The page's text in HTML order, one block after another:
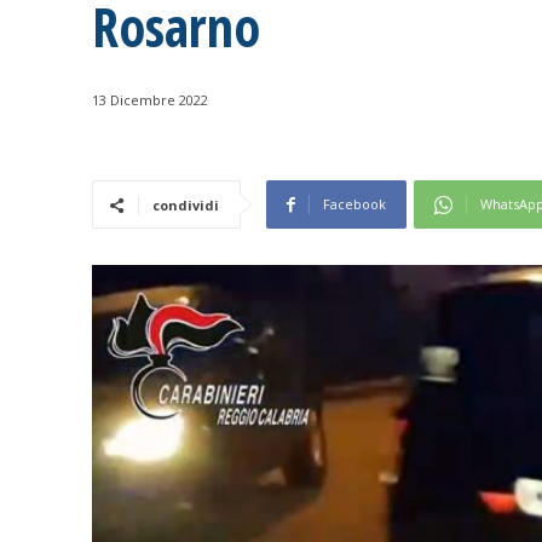
Rosarno
13 Dicembre 2022
condividi Facebook